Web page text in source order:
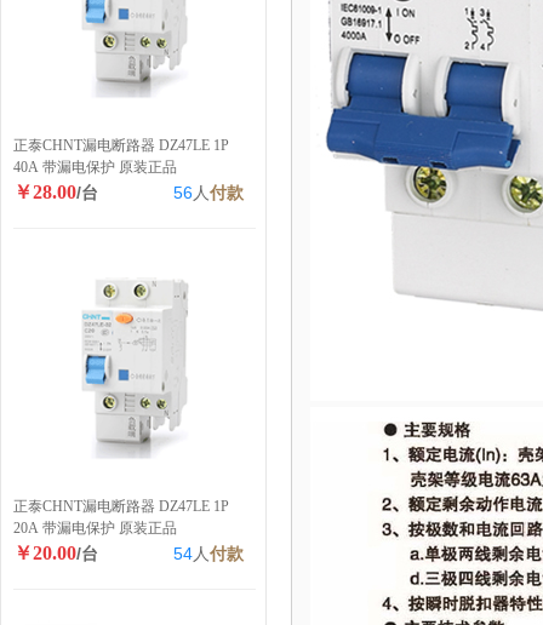
正泰CHNT漏电断路器 DZ47LE 1P
40A 带漏电保护 原装正品
￥28.00/台 56人付款
正泰CHNT漏电断路器 DZ47LE 1P
20A 带漏电保护 原装正品
￥20.00/台 54人付款